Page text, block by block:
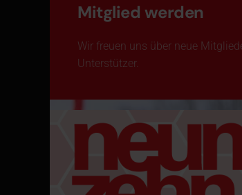
Mitglied werden
Wir freuen uns über neue
Unterstützer.